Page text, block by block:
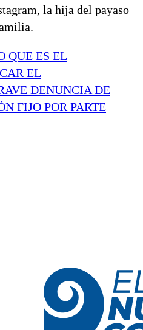
la hija del payaso
QUE ES EL
EL
DENUNCIA DE
FIJO POR PARTE